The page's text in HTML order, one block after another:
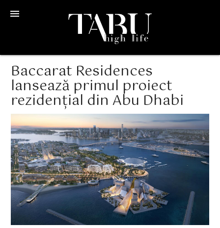
menu
Baccarat Residences
lansează primul proiect
rezidențial din Abu Dhabi